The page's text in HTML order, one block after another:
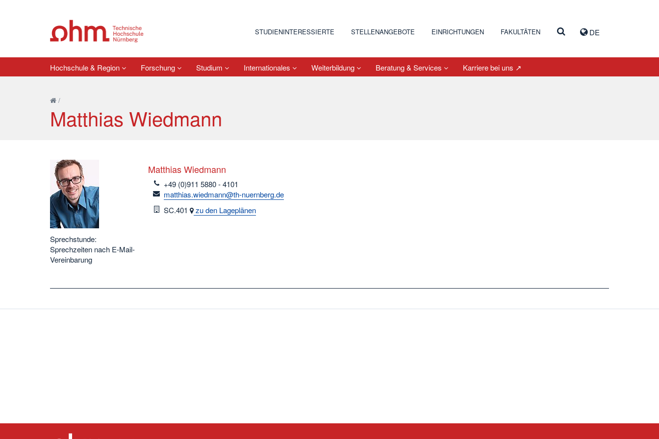
DE
STUDIENINTERESSIERTE STELLENANGEBOTE EINRICHTUNGEN FAKULTÄTEN
Hochschule & Region Forschung Studium Internationales Weiterbildung Beratung & Services Karriere bei uns ↗
/
Matthias Wiedmann
Sprechstunde:
Sprechzeiten nach E-Mail-
Vereinbarung
Matthias Wiedmann
telefon
+49 (0)911 5880 - 4101
email
matthias.wiedmann@th-nuernberg.de
Raum
SC.401 zu den Lageplänen